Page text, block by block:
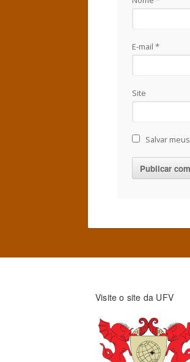
E-mail *
Site
Salvar
Visite o site da UFV